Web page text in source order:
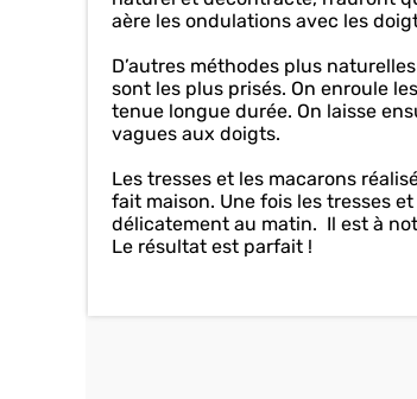
aère les ondulations avec les
D’autres méthodes plus
sont les plus prisés. On enroule
tenue longue durée. On laisse
vagues aux doigts.
Les tresses et les macarons
fait maison. Une fois les tresses
délicatement au matin. Il est à
Le résultat est parfait !